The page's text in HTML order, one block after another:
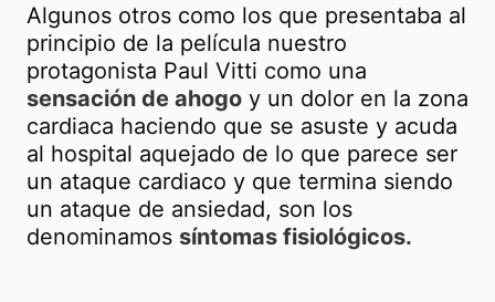
Algunos otros como los que presentaba al
principio de la película nuestro
protagonista Paul Vitti como una
sensación de ahogo y un dolor en la zona
cardiaca haciendo que se asuste y acuda
al hospital aquejado de lo que parece ser
un ataque cardiaco y que termina siendo
un ataque de ansiedad, son los
denominamos síntomas fisiológicos.